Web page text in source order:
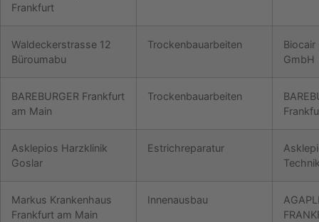
Frankfurt
Waldeckerstrasse 12
Büroumabu
Trockenbauarbeiten
Biocair
GmbH
BAREBURGER Frankfurt
am Main
Trockenbauarbeiten
Asklepios Harzklinik
Goslar
Estrichreparatur
Markus Krankenhaus
Frankfurt am Main
Innenausbau